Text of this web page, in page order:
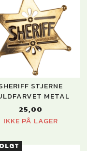
STJERNE
METAL
25,00
IKKE PÅ LAGER